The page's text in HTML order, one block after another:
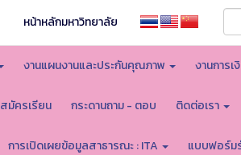
หน้าหลักมหาวิทยาลัย
งานแผนงานและประกันคุณภาพ งานการ
สมัครเรียน กระดานถาม - ตอบ ติดต่อเรา
การเปิดเผยข้อมูลสาธารณะ : ITA แบบฟอร์ม